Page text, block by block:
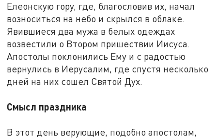
Елеонскую гору, где, благословив их, начал
возноситься на небо и скрылся в облаке.
Явившиеся два мужа в белых одеждах
возвестили о Втором пришествии Иисуса.
Апостолы поклонились Ему и с радостью
вернулись в Иерусалим, где спустя несколько
дней на них сошел Святой Дух.
Смысл праздника
В этот день верующие, подобно апостолам,